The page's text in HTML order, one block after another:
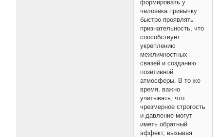
формировать у
человека привычку
быстро проявлять
признательность, что
способствует
укреплению
межличностных
связей и созданию
позитивной
атмосферы. В то же
время, важно
учитывать, что
чрезмерное строгость
и давление могут
иметь обратный
эффект, вызывая